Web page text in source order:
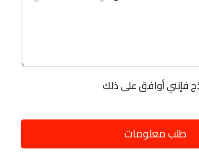
فإنني أوافق على ذلك
طلب معلومات